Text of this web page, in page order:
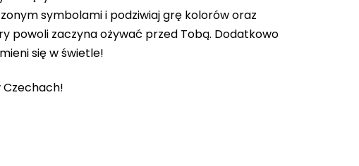
symbolami i podziwiaj grę kolorów oraz
powoli zaczyna ożywać przed Tobą. Dodatkowo
się w świetle!
Czechach!